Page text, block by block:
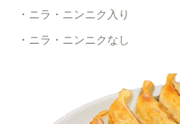
・ニラ・ニンニク入り
・ニラ・ニンニクなし